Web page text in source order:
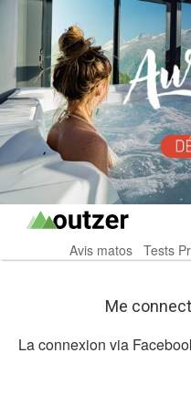
Avis matos Tests
Me
La connexion via